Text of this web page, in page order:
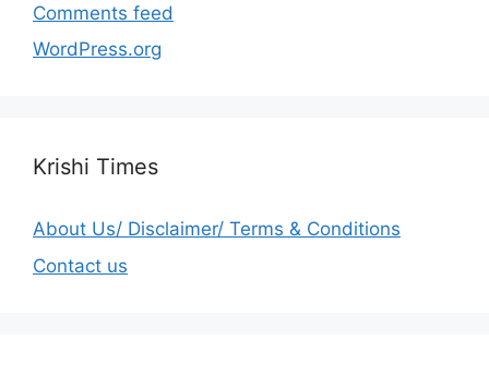
Comments feed
WordPress.org
Krishi Times
About Us/ Disclaimer/ Terms & Conditions
Contact us